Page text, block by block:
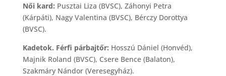
Női kard: Pusztai Liza (BVSC), Záhonyi Petra
(Kárpáti), Nagy Valentina (BVSC), Bérczy Dorottya
(BVSC).
Kadetok. Férfi párbajtőr: Hosszú Dániel (Honvéd),
Majnik Roland (BVSC), Csere Bence (Balaton),
Szakmáry Nándor (Veresegyház).